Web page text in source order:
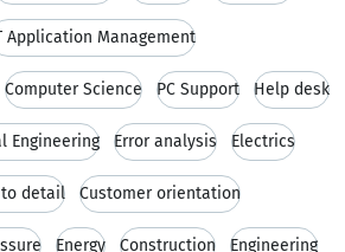
Application Management
Computer Science PC Support Help desk
Engineering Error analysis Electrics
detail Customer orientation
Energy Construction Engineering